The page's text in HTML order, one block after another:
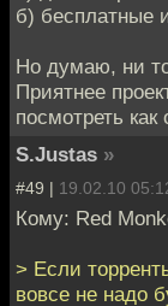
б) бесплатные
Но думаю, ни
Приятнее
посмотреть
S.Justas »
#49 | 19.02.10
Кому: Red
> Если
вовсе не надо